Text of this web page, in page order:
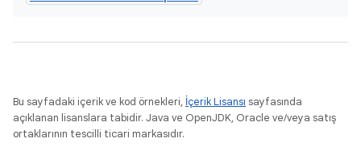
Bu sayfadaki içerik ve kod örnekleri, İçerik Lisansı sayfasında
açıklanan lisanslara tabidir. Java ve OpenJDK, Oracle ve/veya satış
ortaklarının tescilli ticari markasıdır.